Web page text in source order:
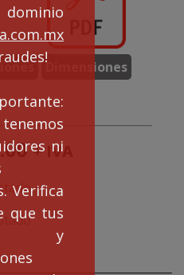
ni
Verifica
que tus
y
Dimensiones
+ IVA